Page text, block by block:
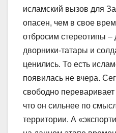
исламский вызов для
опасен, чем в свое
отбросим стереотипы –
дворники-татары и
ценились. То есть
появилась не вчера.
свободно
что он сильнее по
территории. А